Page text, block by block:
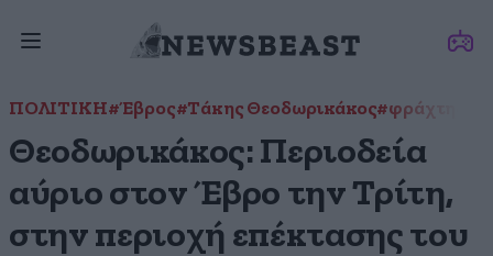
ΠΟΛΙΤΙΚΗ#Έβρος#Τάκης Θεοδωρικάκος#φράχτης
Θεοδωρικάκος: Περιοδεία
αύριο στον Έβρο την Τρίτη,
στην περιοχή επέκτασης του